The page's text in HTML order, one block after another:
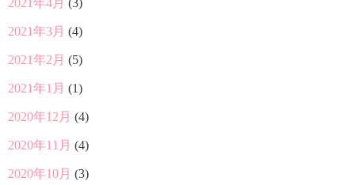
2021年4月 (3)
2021年3月 (4)
2021年2月 (5)
2021年1月 (1)
2020年12月 (4)
2020年11月 (4)
2020年10月 (3)